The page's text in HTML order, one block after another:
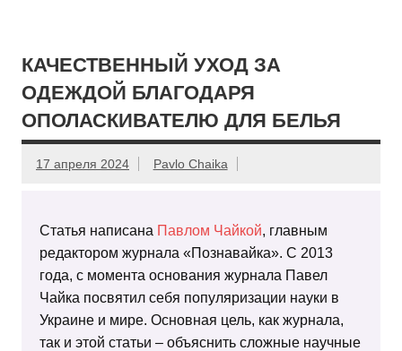
КАЧЕСТВЕННЫЙ УХОД ЗА
ОДЕЖДОЙ БЛАГОДАРЯ
ОПОЛАСКИВАТЕЛЮ ДЛЯ БЕЛЬЯ
17 апреля 2024 Pavlo Chaika
Статья написана Павлом Чайкой, главным
редактором журнала «Познавайка». С 2013
года, с момента основания журнала Павел
Чайка посвятил себя популяризации науки в
Украине и мире. Основная цель, как журнала,
так и этой статьи – объяснить сложные научные